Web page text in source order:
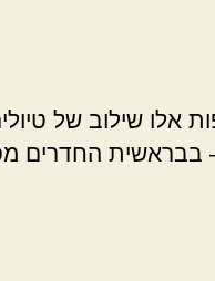
אלו שילוב של
בבראשית החדרים